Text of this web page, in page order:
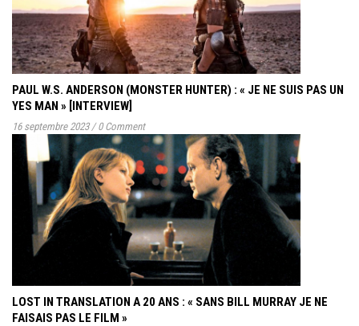
PAUL W.S. ANDERSON (MONSTER HUNTER) : « JE NE SUIS PAS UN
YES MAN » [INTERVIEW]
16 septembre 2023 / 0 Comment
LOST IN TRANSLATION A 20 ANS : « SANS BILL MURRAY JE NE
FAISAIS PAS LE FILM »